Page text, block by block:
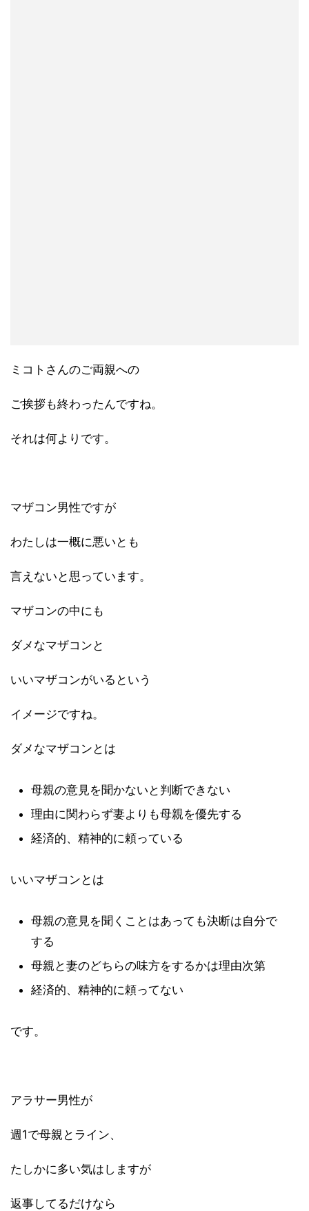
ミコトさんのご両親への
ご挨拶も終わったんですね。
それは何よりです。
マザコン男性ですが
わたしは一概に悪いとも
言えないと思っています。
マザコンの中にも
ダメなマザコンと
いいマザコンがいるという
イメージですね。
ダメなマザコンとは
母親の意見を聞かないと判断できない
理由に関わらず妻よりも母親を優先する
経済的、精神的に頼っている
いいマザコンとは
母親の意見を聞くことはあっても決断は自分で
する
母親と妻のどちらの味方をするかは理由次第
経済的、精神的に頼ってない
です。
アラサー男性が
週1で母親とライン、
たしかに多い気はしますが
返事してるだけなら